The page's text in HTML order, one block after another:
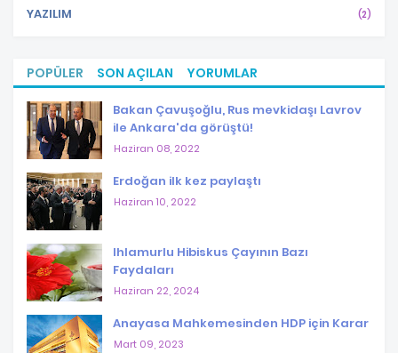
YAZILIM (2)
POPÜLER SON AÇILAN YORUMLAR
Bakan Çavuşoğlu, Rus mevkidaşı Lavrov
ile Ankara'da görüştü!
Haziran 08, 2022
Erdoğan ilk kez paylaştı
Haziran 10, 2022
Ihlamurlu Hibiskus Çayının Bazı
Faydaları
Haziran 22, 2024
Anayasa Mahkemesinden HDP için Karar
Mart 09, 2023